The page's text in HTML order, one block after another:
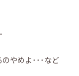
やめよ･･･など